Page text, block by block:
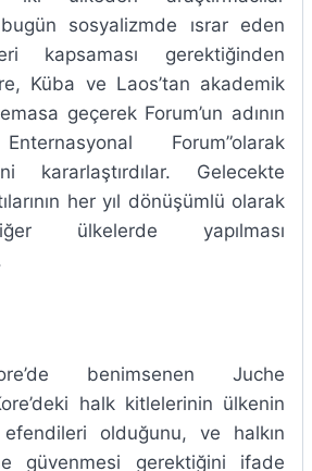
bugün sosyalizmde ısrar eden
kapsaması gerektiğinden
Küba ve Laos’tan akademik
geçerek Forum’un adının
Forum”olarak
kararlaştırdılar. Gelecekte
her yıl dönüşümlü olarak
ülkelerde yapılması
benimsenen Juche
halk kitlelerinin ülkenin
efendileri olduğunu, ve halkın
güvenmesi gerektiğini ifade